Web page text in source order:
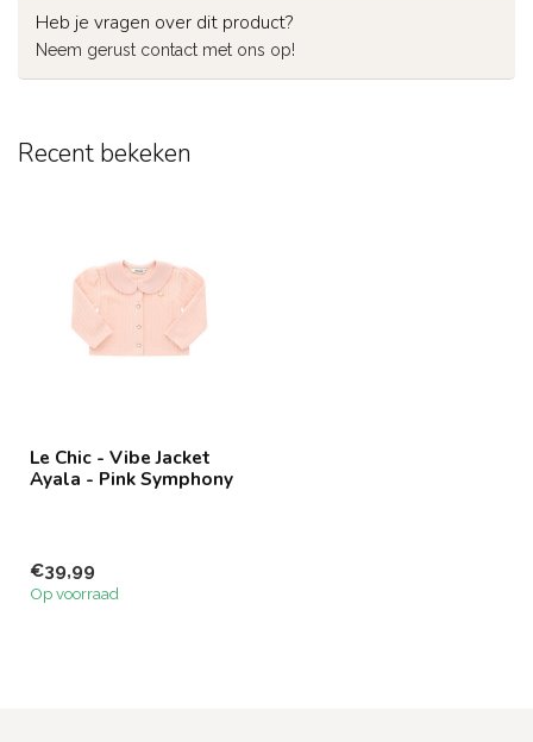
Heb je vragen over dit product?
Neem gerust contact met ons op!
Recent bekeken
Le Chic - Vibe Jacket
Ayala - Pink Symphony
€39,99
Op voorraad